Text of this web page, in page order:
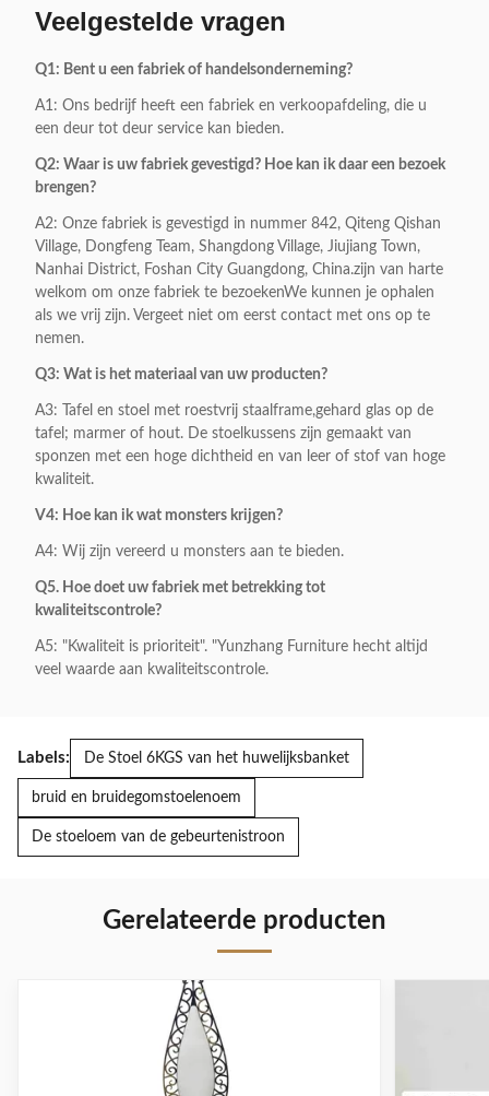
Veelgestelde vragen
Q1: Bent u een fabriek of handelsonderneming?
A1: Ons bedrijf heeft een fabriek en verkoopafdeling, die u
een deur tot deur service kan bieden.
Q2: Waar is uw fabriek gevestigd? Hoe kan ik daar een bezoek
brengen?
A2: Onze fabriek is gevestigd in nummer 842, Qiteng Qishan
Village, Dongfeng Team, Shangdong Village, Jiujiang Town,
Nanhai District, Foshan City Guangdong, China.zijn van harte
welkom om onze fabriek te bezoekenWe kunnen je ophalen
als we vrij zijn. Vergeet niet om eerst contact met ons op te
nemen.
Q3: Wat is het materiaal van uw producten?
A3: Tafel en stoel met roestvrij staalframe,gehard glas op de
tafel; marmer of hout. De stoelkussens zijn gemaakt van
sponzen met een hoge dichtheid en van leer of stof van hoge
kwaliteit.
V4: Hoe kan ik wat monsters krijgen?
A4: Wij zijn vereerd u monsters aan te bieden.
Q5. Hoe doet uw fabriek met betrekking tot
kwaliteitscontrole?
A5: "Kwaliteit is prioriteit". "Yunzhang Furniture hecht altijd
veel waarde aan kwaliteitscontrole.
Labels: De Stoel 6KGS van het huwelijksbanket
bruid en bruidegomstoelenoem
De stoeloem van de gebeurtenistroon
Gerelateerde producten